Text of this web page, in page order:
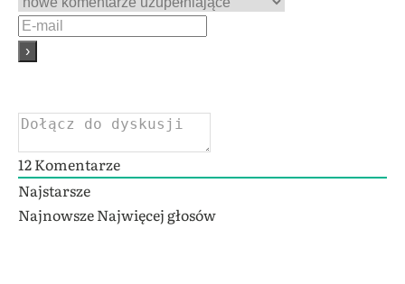
12Komentarze
Najstarsze
NajnowszeNajwięcej głosów